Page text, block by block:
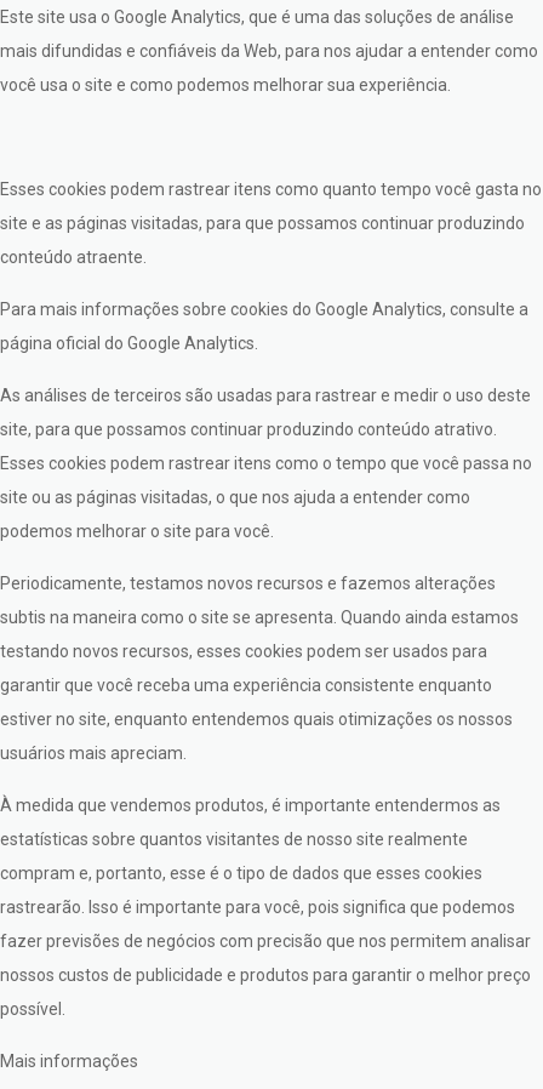
Este site usa o Google Analytics, que é uma das soluções de análise
mais difundidas e confiáveis da Web, para nos ajudar a entender como
você usa o site e como podemos melhorar sua experiência.
Esses cookies podem rastrear itens como quanto tempo você gasta no
site e as páginas visitadas, para que possamos continuar produzindo
conteúdo atraente.
Para mais informações sobre cookies do Google Analytics, consulte a
página oficial do Google Analytics.
As análises de terceiros são usadas para rastrear e medir o uso deste
site, para que possamos continuar produzindo conteúdo atrativo.
Esses cookies podem rastrear itens como o tempo que você passa no
site ou as páginas visitadas, o que nos ajuda a entender como
podemos melhorar o site para você.
Periodicamente, testamos novos recursos e fazemos alterações
subtis na maneira como o site se apresenta. Quando ainda estamos
testando novos recursos, esses cookies podem ser usados para
garantir que você receba uma experiência consistente enquanto
estiver no site, enquanto entendemos quais otimizações os nossos
usuários mais apreciam.
À medida que vendemos produtos, é importante entendermos as
estatísticas sobre quantos visitantes de nosso site realmente
compram e, portanto, esse é o tipo de dados que esses cookies
rastrearão. Isso é importante para você, pois significa que podemos
fazer previsões de negócios com precisão que nos permitem analisar
nossos custos de publicidade e produtos para garantir o melhor preço
possível.
Mais informações